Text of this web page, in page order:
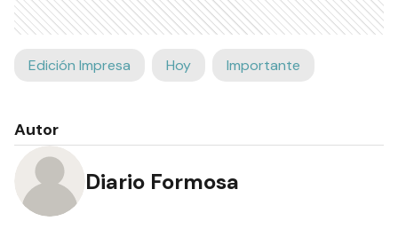
Edición Impresa Hoy Importante
Autor
Diario Formosa